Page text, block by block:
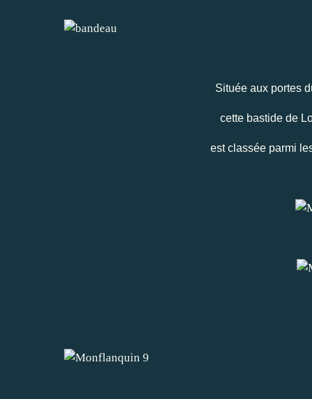
Située aux portes
cette bastide de
est classée parmi